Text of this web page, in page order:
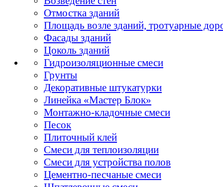
Отмостка зданий
Площадь возле зданий, тротуарные
Фасады зданий
Цоколь зданий
Гидроизоляционные смеси
Грунты
Декоративные штукатурки
Линейка «Мастер Блок»
Монтажно-кладочные смеси
Песок
Плиточный клей
Смеси для теплоизоляции
Смеси для устройства полов
Цементно-песчаные смеси